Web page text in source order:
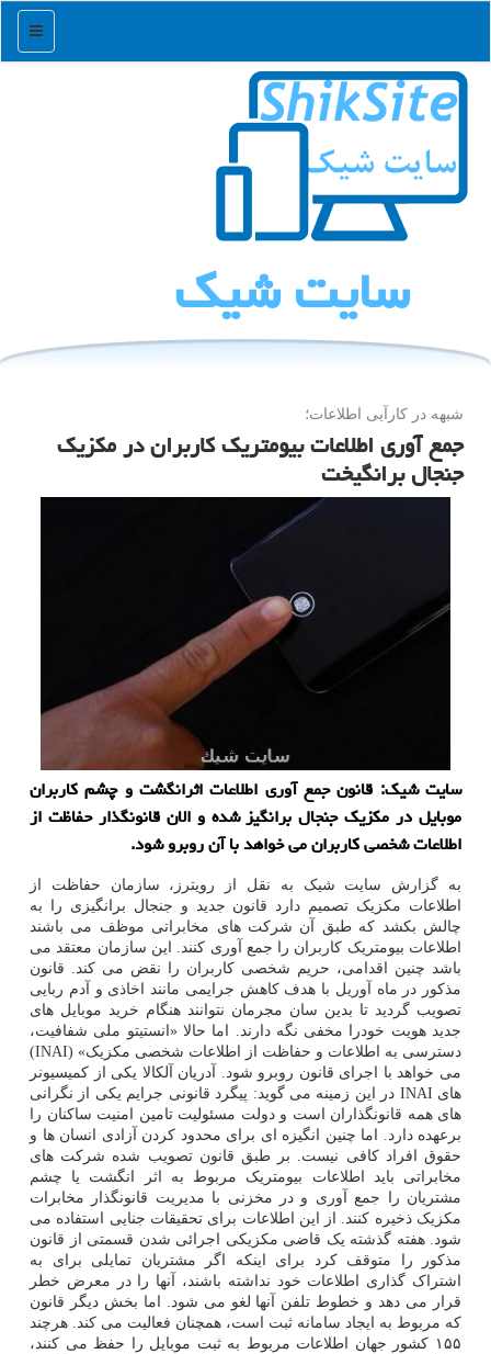
منو
سایت شیك
شبهه در كارآیی اطلاعات؛
جمع آوری اطلاعات بیومتریك كاربران در مكزیك
جنجال برانگیخت
سایت شیک: قانون جمع آوری اطلاعات اثرانگشت و چشم کاربران
موبایل در مکزیک جنجال برانگیز شده و الان قانونگذار حفاظت از
اطلاعات شخصی کاربران می خواهد با آن روبرو شود.
به گزارش سایت شیک به نقل از رویترز، سازمان حفاظت از
اطلاعات مکزیک تصمیم دارد قانون جدید و جنجال برانگیزی را به
چالش بکشد که طبق آن شرکت های مخابراتی موظف می باشند
اطلاعات بیومتریک کاربران را جمع آوری کنند. این سازمان معتقد می
باشد چنین اقدامی، حریم شخصی کاربران را نقض می کند. قانون
مذکور در ماه آوریل با هدف کاهش جرایمی مانند اخاذی و آدم ربایی
تصویب گردید تا بدین سان مجرمان نتوانند هنگام خرید موبایل های
جدید هویت خودرا مخفی نگه دارند. اما حالا «انستیتو ملی شفافیت،
دسترسی به اطلاعات و حفاظت از اطلاعات شخصی مکزیک» (INAI)
می خواهد با اجرای قانون روبرو شود. آدریان آلکالا یکی از کمیسیونر
های INAI در این زمینه می گوید: پیگرد قانونی جرایم یکی از نگرانی
های همه قانونگذاران است و دولت مسئولیت تامین امنیت ساکنان را
برعهده دارد. اما چنین انگیزه ای برای محدود کردن آزادی انسان ها و
حقوق افراد کافی نیست. بر طبق قانون تصویب شده شرکت های
مخابراتی باید اطلاعات بیومتریک مربوط به اثر انگشت یا چشم
مشتریان را جمع آوری و در مخزنی با مدیریت قانونگذار مخابرات
مکزیک ذخیره کنند. از این اطلاعات برای تحقیقات جنایی استفاده می
شود. هفته گذشته یک قاضی مکزیکی اجرائی شدن قسمتی از قانون
مذکور را متوقف کرد برای اینکه اگر مشتریان تمایلی برای به
اشتراک گذاری اطلاعات خود نداشته باشند، آنها را در معرض خطر
قرار می دهد و خطوط تلفن آنها لغو می شود. اما بخش دیگر قانون
که مربوط به ایجاد سامانه ثبت است، همچنان فعالیت می کند. هرچند
۱۵۵ کشور جهان اطلاعات مربوط به ثبت موبایل را حفظ می کنند،